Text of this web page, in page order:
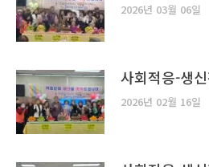
2026년 03월 06일
사회적응-생
2026년 02월 16일